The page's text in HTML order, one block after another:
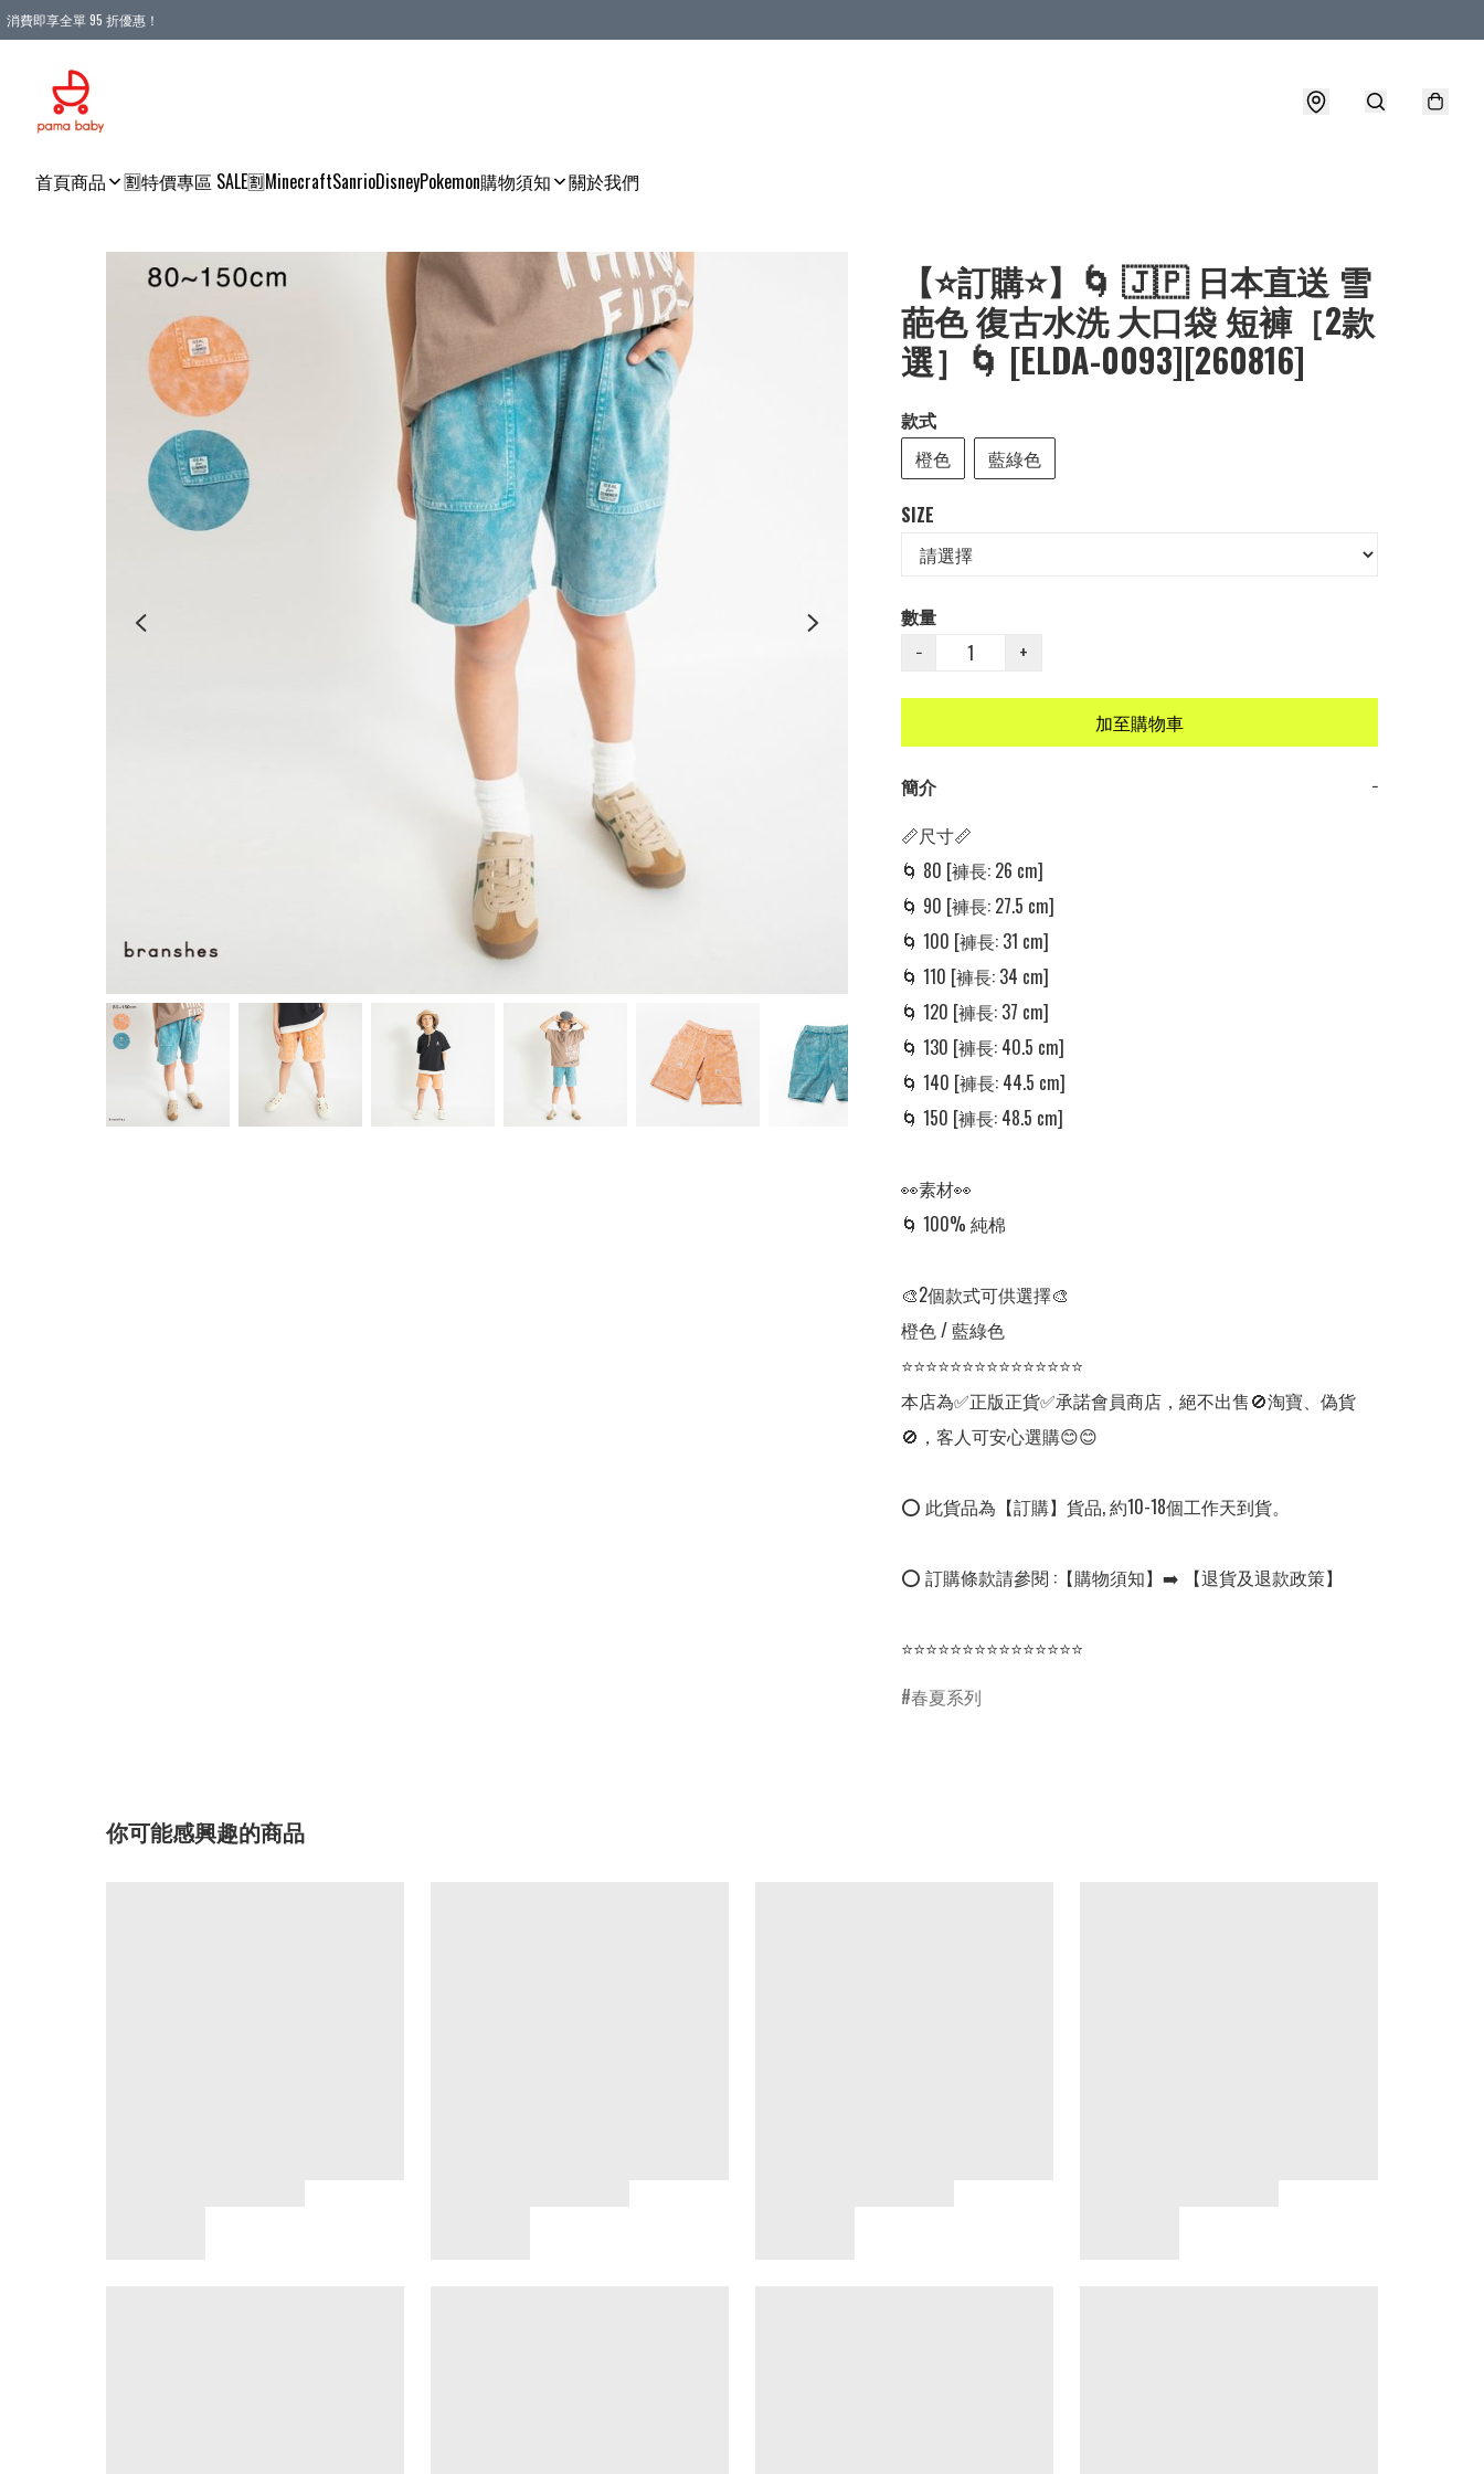
消費即享全單 95 折優惠！
首頁商品 🈹特價專區 SALE🈹MinecraftSanrioDisneyPokemon購物須知 關於我們
【⭐訂購⭐】🌀 🇯🇵 日本直送 雪
葩色 復古水洗 大口袋 短褲［2款
選］🌀 [ELDA-0093][260816]
款式
橙色
藍綠色
SIZE
數量
−
+
加至購物車
簡介
−
📏尺寸📏
🌀 80 [褲長: 26 cm]
🌀 90 [褲長: 27.5 cm]
🌀 100 [褲長: 31 cm]
🌀 110 [褲長: 34 cm]
🌀 120 [褲長: 37 cm]
🌀 130 [褲長: 40.5 cm]
🌀 140 [褲長: 44.5 cm]
🌀 150 [褲長: 48.5 cm]
👀素材👀
🌀 100% 純棉
🎨2個款式可供選擇🎨
橙色 / 藍綠色
⭐⭐⭐⭐⭐⭐⭐⭐⭐⭐⭐⭐⭐⭐⭐
本店為✅正版正貨✅承諾會員商店，絕不出售🚫淘寶、偽貨
🚫，客人可安心選購😊😊
⭕ 此貨品為【訂購】貨品, 約10-18個工作天到貨。
⭕ 訂購條款請參閱 :【購物須知】➡️ 【退貨及退款政策】
⭐⭐⭐⭐⭐⭐⭐⭐⭐⭐⭐⭐⭐⭐⭐
春夏系列
你可能感興趣的商品